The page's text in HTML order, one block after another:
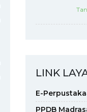
LINK
E-
PPDB